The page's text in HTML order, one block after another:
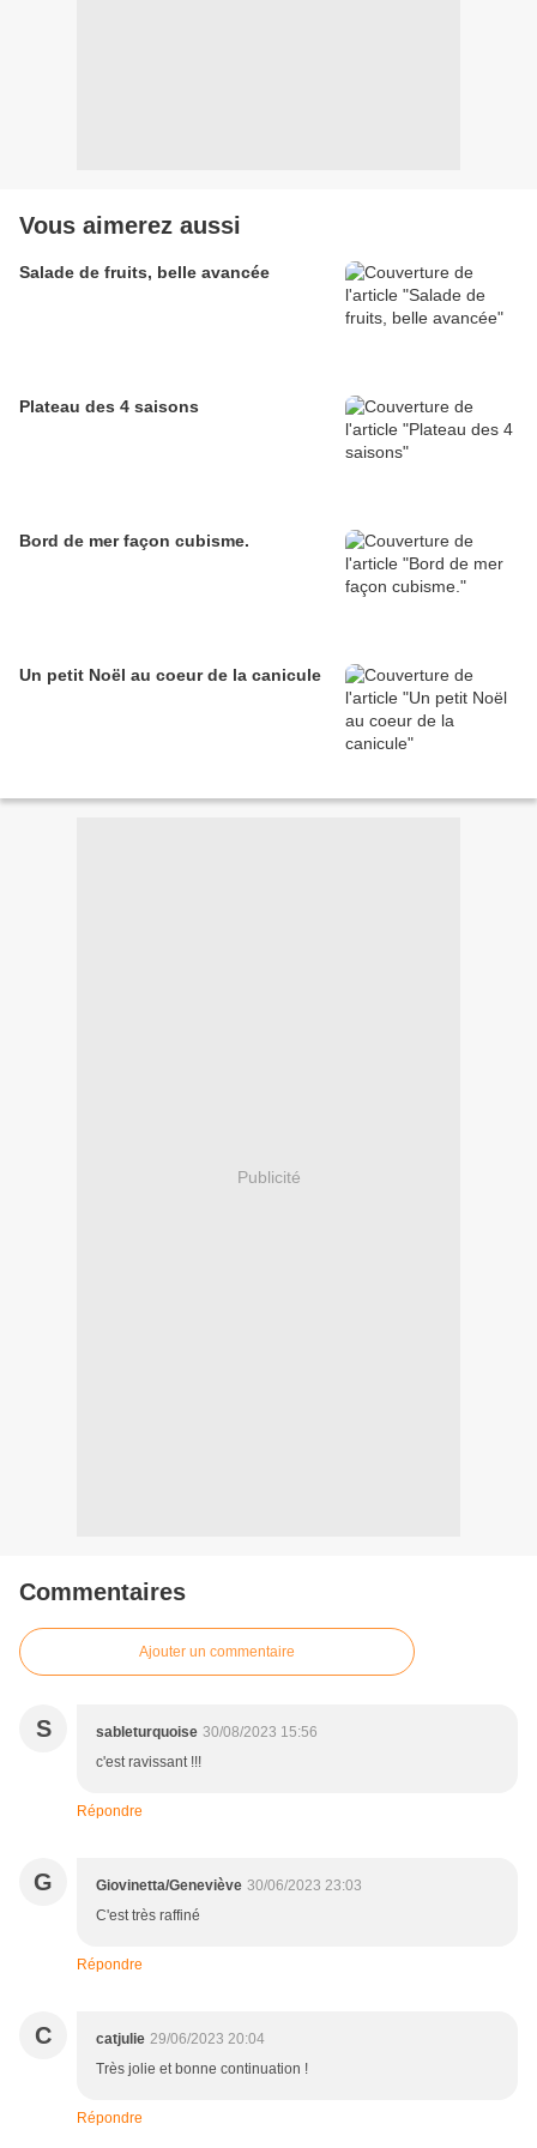
Vous aimerez aussi
Salade de fruits, belle avancée
Plateau des 4 saisons
Bord de mer façon cubisme.
Un petit Noël au coeur de la canicule
Publicité
Commentaires
Ajouter un commentaire
S sableturquoise 30/08/2023 15:56
c'est ravissant !!!
Répondre
G Giovinetta/Geneviève 30/06/2023 23:03
C'est très raffiné
Répondre
C catjulie 29/06/2023 20:04
Très jolie et bonne continuation !
Répondre